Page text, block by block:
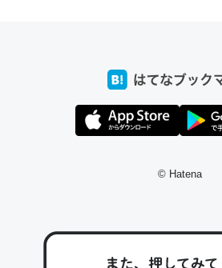
コミュニケーションが劇的に変化した｜
私も3年前ぐらいに祖母の家に設置し
https://toyoshi.hatenablog.com/
© Hatena